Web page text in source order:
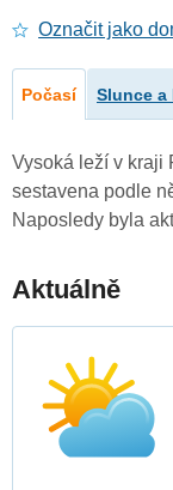
Označit jako
Počasí Slunce a
Vysoká leží v kraji
sestavena podle
Naposledy byla
Aktuálně